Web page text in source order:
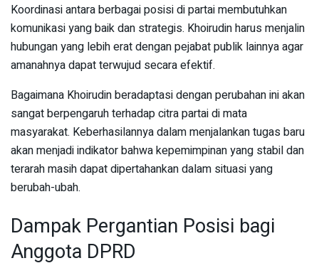
Koordinasi antara berbagai posisi di partai membutuhkan
komunikasi yang baik dan strategis. Khoirudin harus menjalin
hubungan yang lebih erat dengan pejabat publik lainnya agar
amanahnya dapat terwujud secara efektif.
Bagaimana Khoirudin beradaptasi dengan perubahan ini akan
sangat berpengaruh terhadap citra partai di mata
masyarakat. Keberhasilannya dalam menjalankan tugas baru
akan menjadi indikator bahwa kepemimpinan yang stabil dan
terarah masih dapat dipertahankan dalam situasi yang
berubah-ubah.
Dampak Pergantian Posisi bagi
Anggota DPRD